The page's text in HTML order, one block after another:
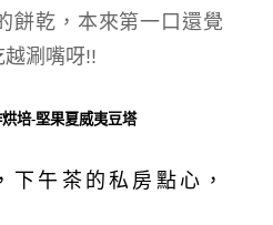
餅乾， 本來第一口還覺
涮嘴呀!!
下午茶的私房點心，